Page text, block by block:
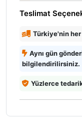
Teslimat
Türkiye'nin her
Aynı gün
bilgilendirilirsiniz.
Yüzlerce